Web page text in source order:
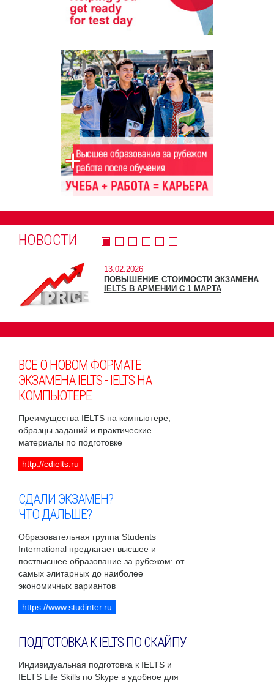
НОВОСТИ
13.02.2026
ПОВЫШЕНИЕ СТОИМОСТИ ЭКЗАМЕНА
IELTS В АРМЕНИИ С 1 МАРТА
ВСЕ О НОВОМ ФОРМАТЕ
ЭКЗАМЕНА IELTS - IELTS НА
КОМПЬЮТЕРЕ
Преимущества IELTS на компьютере,
образцы заданий и практические
материалы по подготовке
http://cdielts.ru
СДАЛИ ЭКЗАМЕН?
ЧТО ДАЛЬШЕ?
Образовательная группа Students
International предлагает высшее и
поствысшее образование за рубежом: от
самых элитарных до наиболее
экономичных вариантов
https://www.studinter.ru
ПОДГОТОВКА К IELTS ПО СКАЙПУ
Индивидуальная подготовка к IELTS и
IELTS Life Skills по Skype в удобное для